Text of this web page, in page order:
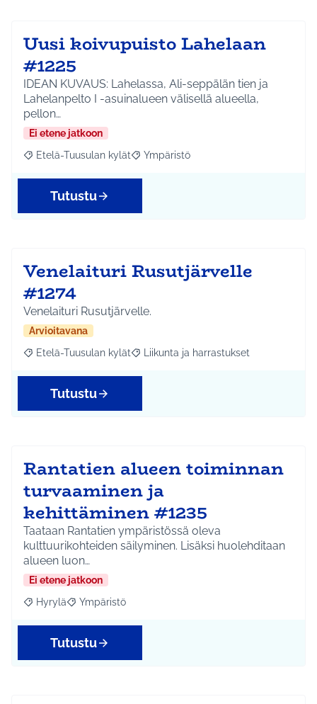
Uusi koivupuisto Lahelaan
#1225
IDEAN KUVAUS: Lahelassa, Ali-seppälän tien ja
Lahelanpelto I -asuinalueen välisellä alueella,
pellon…
Ei etene jatkoon
Rajaa tulokset aihepiirin mukaan: Etelä-Tuusulan kylät
Etelä-Tuusulan kylät Rajaa tulokset teeman mukaan:
Ympäristö
Tutustu
Venelaituri Rusutjärvelle
#1274
Venelaituri Rusutjärvelle.
Arvioitavana
Rajaa tulokset aihepiirin mukaan: Etelä-Tuusulan kylät
Etelä-Tuusulan kylät Rajaa tulokset teeman mukaan:
Liikunta ja harrastukset
Tutustu
Rantatien alueen toiminnan
turvaaminen ja
kehittäminen #1235
Taataan Rantatien ympäristössä oleva
kulttuurikohteiden säilyminen. Lisäksi huolehditaan
alueen luon…
Ei etene jatkoon
Rajaa tulokset aihepiirin mukaan: Hyrylä
Hyrylä Rajaa tulokset teeman mukaan: Ympäristö
Ympäristö
Tutustu